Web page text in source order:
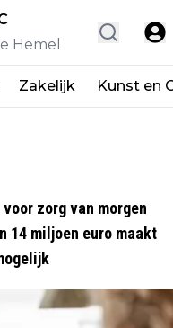
Hemel
Zakelijk Kunst en
zorg van morgen
14 miljoen euro maakt